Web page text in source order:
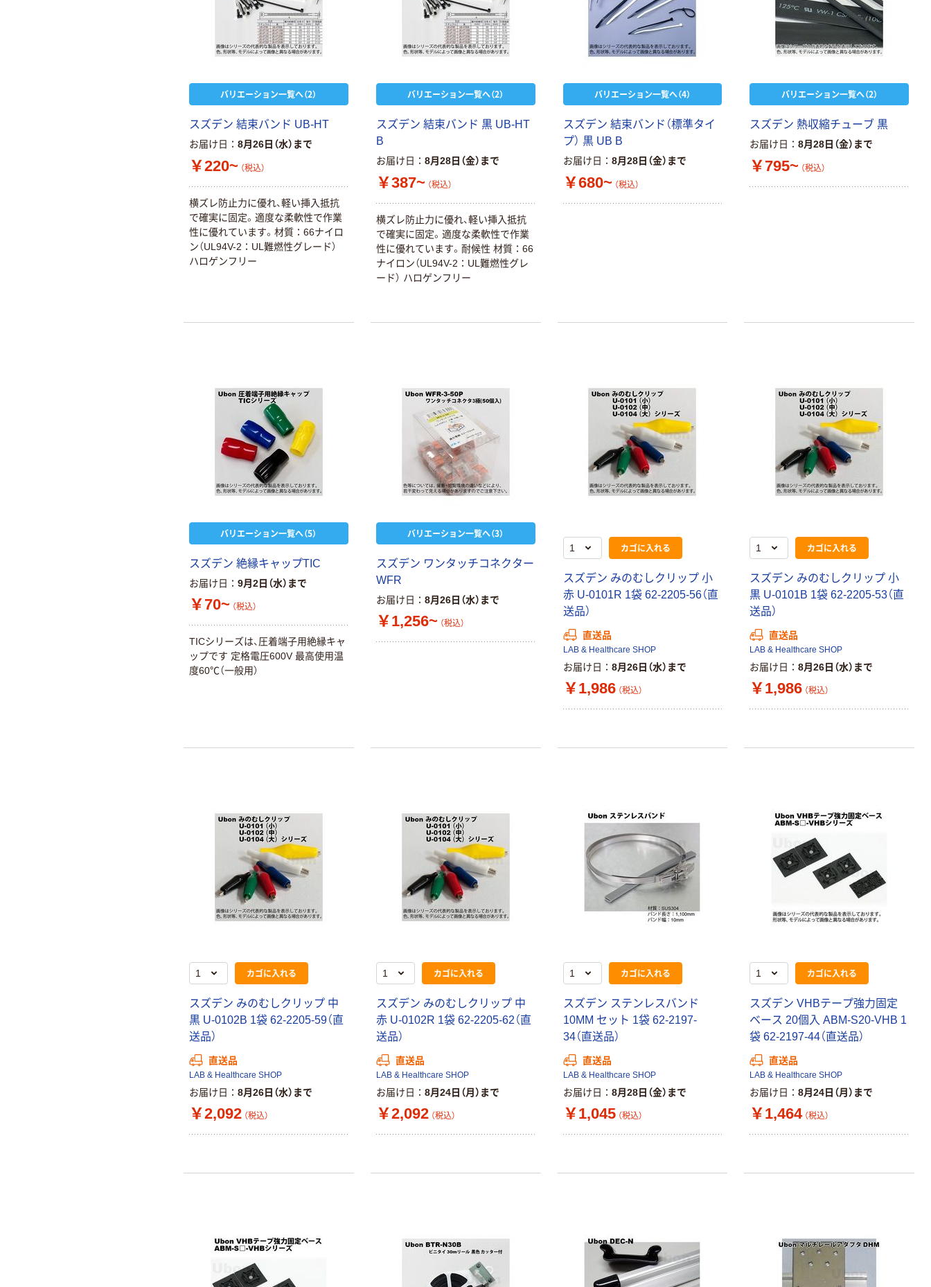
バリエーション一覧へ（2）
スズデン 結束バンド UB-HT
お届け日 8月26日（水）まで
￥220~ （税込）
横ズレ防止力に優れ、軽い挿入抵抗
で確実に固定。適度な柔軟性で作業
性に優れています。材質：66ナイロ
ン（UL94V-2：UL難燃性グレード）
ハロゲンフリー
バリエーション一覧へ（2）
スズデン 結束バンド 黒 UB-HT
B
お届け日 8月28日（金）まで
￥387~ （税込）
横ズレ防止力に優れ、軽い挿入抵抗
で確実に固定。適度な柔軟性で作業
性に優れています。耐候性 材質：66
ナイロン（UL94V-2：UL難燃性グレ
ード） ハロゲンフリー
バリエーション一覧へ（4）
スズデン 結束バンド（標準タイ
プ） 黒 UB B
お届け日 8月28日（金）まで
￥680~ （税込）
バリエーション一覧へ（2）
スズデン 熱収縮チューブ 黒
お届け日 8月28日（金）まで
￥795~ （税込）
バリエーション一覧へ（5）
スズデン 絶縁キャップTIC
お届け日 9月2日（水）まで
￥70~ （税込）
TICシリーズは、圧着端子用絶縁キャ
ップです 定格電圧600V 最高使用温
度60℃（一般用）
バリエーション一覧へ（3）
スズデン ワンタッチコネクター
WFR
お届け日 8月26日（水）まで
￥1,256~ （税込）
カゴに入れる
スズデン みのむしクリップ 小
赤 U-0101R 1袋 62-2205-56（直
送品）
直送品
LAB & Healthcare SHOP
お届け日 8月26日（水）まで
￥1,986 （税込）
カゴに入れる
スズデン みのむしクリップ 小
黒 U-0101B 1袋 62-2205-53（直
送品）
直送品
LAB & Healthcare SHOP
お届け日 8月26日（水）まで
￥1,986 （税込）
カゴに入れる
スズデン みのむしクリップ 中
黒 U-0102B 1袋 62-2205-59（直
送品）
直送品
LAB & Healthcare SHOP
お届け日 8月26日（水）まで
￥2,092 （税込）
カゴに入れる
スズデン みのむしクリップ 中
赤 U-0102R 1袋 62-2205-62（直
送品）
直送品
LAB & Healthcare SHOP
お届け日 8月24日（月）まで
￥2,092 （税込）
カゴに入れる
スズデン ステンレスバンド
10MM セット 1袋 62-2197-
34（直送品）
直送品
LAB & Healthcare SHOP
お届け日 8月28日（金）まで
￥1,045 （税込）
カゴに入れる
スズデン VHBテープ強力固定
ベース 20個入 ABM-S20-VHB 1
袋 62-2197-44（直送品）
直送品
LAB & Healthcare SHOP
お届け日 8月24日（月）まで
￥1,464 （税込）